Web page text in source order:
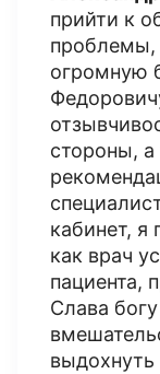
прийти к
проблемы,
огромную
стороны,
кабинет, я
как врач
пациента,
Слава